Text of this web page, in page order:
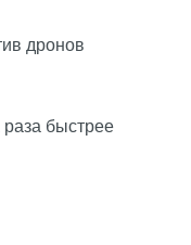
дронов
быстрее